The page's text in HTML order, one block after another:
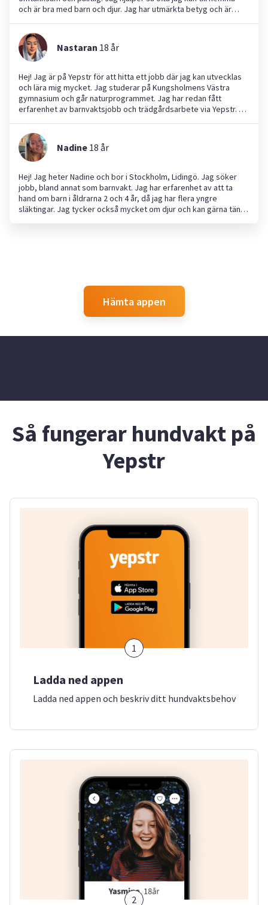
och är bra med barn och djur. Jag har utmärkta betyg och är
enklare för familjer och samtidigt lära mig värdefulla färdigheter.
Hoppas ni hör av er!
Nastaran 18 år
Hej! Jag är på Yepstr för att hitta ett jobb där jag kan utvecklas
och lära mig mycket. Jag studerar på Kungsholmens Västra
gymnasium och går naturprogrammet. Jag har redan fått
erfarenhet av barnvaktsjobb och trädgårdsarbete via Yepstr. Nu
Nadine 18 år
Hej! Jag heter Nadine och bor i Stockholm, Lidingö. Jag söker
jobb, bland annat som barnvakt. Jag har erfarenhet av att ta
hand om barn i åldrarna 2 och 4 år, då jag har flera yngre
släktingar. Jag tycker också mycket om djur och kan gärna tänka
Hämta appen
Så fungerar hundvakt på
Yepstr
1
Ladda ned appen
Ladda ned appen och beskriv ditt hundvaktsbehov
2